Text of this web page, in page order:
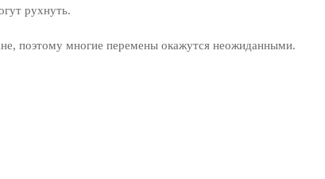
рухнуть.
поэтому многие перемены окажутся неожиданными.